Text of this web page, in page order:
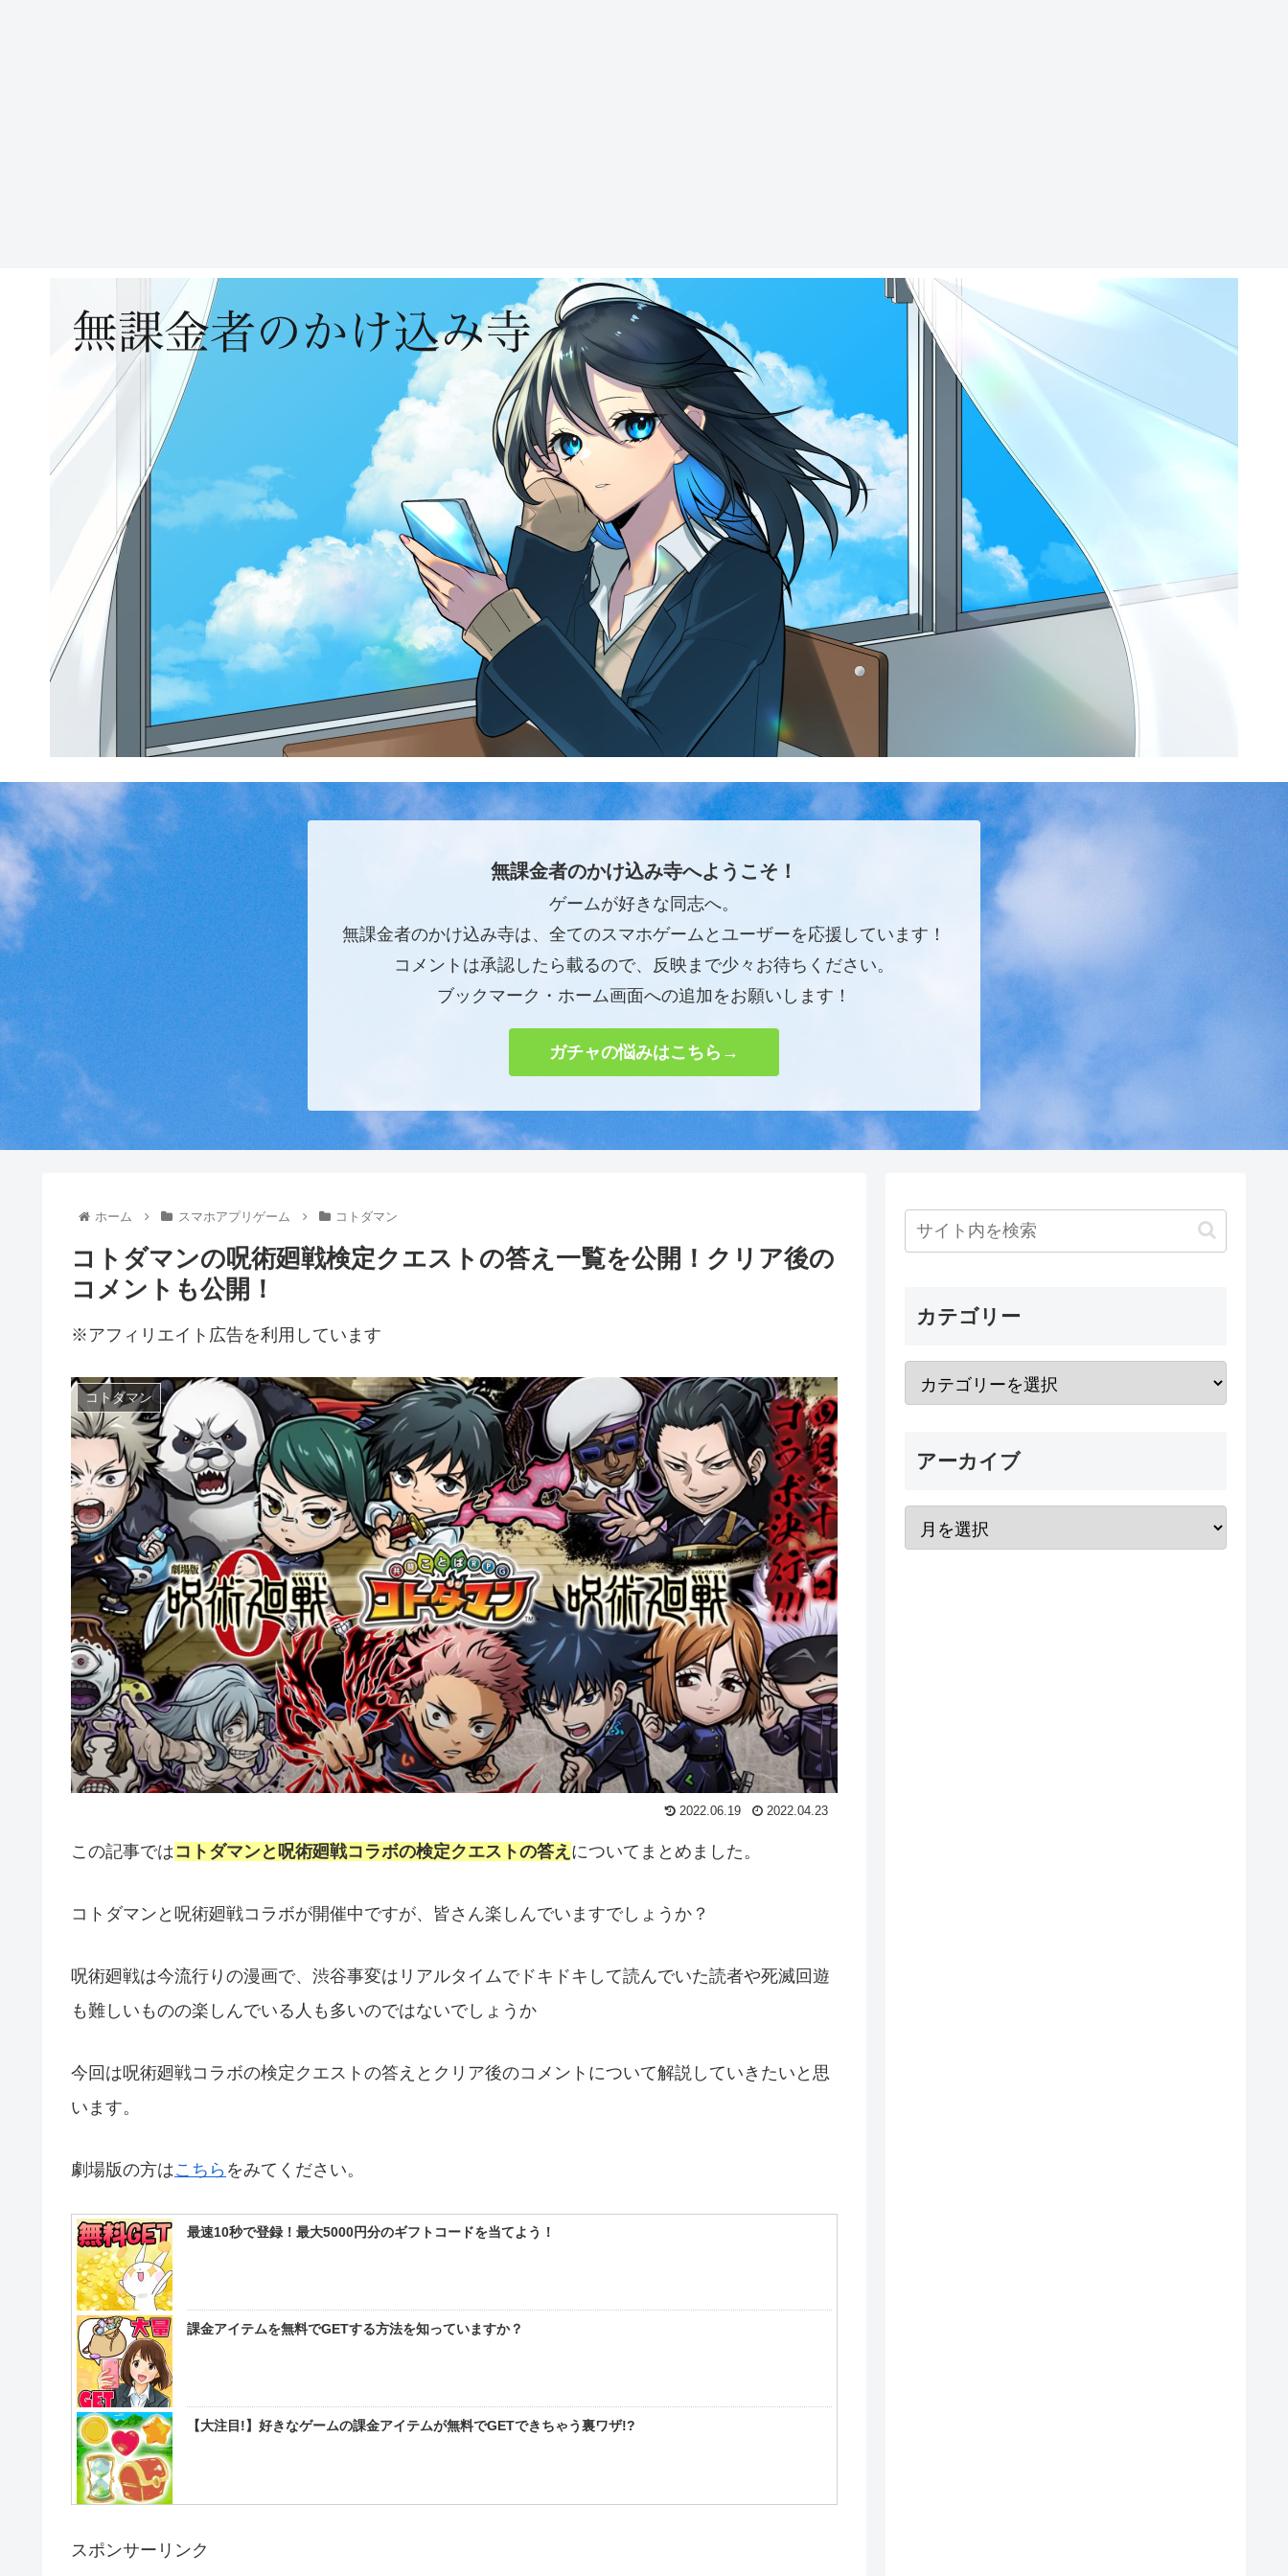
無課金者のかけ込み寺へようこそ！
ゲームが好きな同志へ。
無課金者のかけ込み寺は、全てのスマホゲームとユーザーを応援しています！
コメントは承認したら載るので、反映まで少々お待ちください。
ブックマーク・ホーム画面への追加をお願いします！
ガチャの悩みはこちら→
ホーム スマホアプリゲーム コトダマン
コトダマンの呪術廻戦検定クエストの答え一覧を公開！クリア後の
コメントも公開！
※アフィリエイト広告を利用しています
コトダマン
2022.06.19 2022.04.23
この記事ではコトダマンと呪術廻戦コラボの検定クエストの答え についてまとめました。
コトダマンと呪術廻戦コラボが開催中ですが、皆さん楽しんでいますでしょうか？
呪術廻戦は今流行りの漫画で、渋谷事変はリアルタイムでドキドキして読んでいた読者や死滅回遊
も難しいものの楽しんでいる人も多いのではないでしょうか
今回は呪術廻戦コラボの検定クエストの答えとクリア後のコメントについて解説していきたいと思
います。
劇場版の方はこちら をみてください。
最速10秒で登録！最大5000円分のギフトコードを当てよう！
課金アイテムを無料でGETする方法を知っていますか？
【大注目!】好きなゲームの課金アイテムが無料でGETできちゃう裏ワザ!?
スポンサーリンク
カテゴリー
アーカイブ